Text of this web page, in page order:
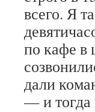
всего. Я
по кафе в
дали
— и тогда